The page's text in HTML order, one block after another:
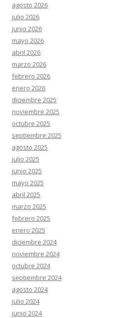
agosto 2026
julio 2026
junio 2026
mayo 2026
abril 2026
marzo 2026
febrero 2026
enero 2026
diciembre 2025
noviembre 2025
octubre 2025
septiembre 2025
agosto 2025
julio 2025
junio 2025
mayo 2025
abril 2025
marzo 2025
febrero 2025
enero 2025
diciembre 2024
noviembre 2024
octubre 2024
septiembre 2024
agosto 2024
julio 2024
junio 2024